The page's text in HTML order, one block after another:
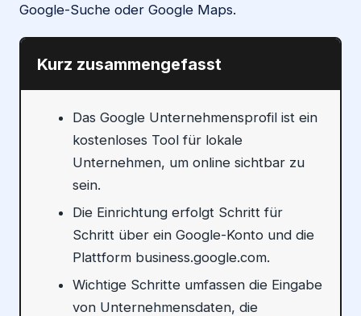
Google-Suche oder Google Maps.
Kurz zusammengefasst
Das Google Unternehmensprofil ist ein
kostenloses Tool für lokale
Unternehmen, um online sichtbar zu
sein.
Die Einrichtung erfolgt Schritt für
Schritt über ein Google-Konto und die
Plattform business.google.com.
Wichtige Schritte umfassen die Eingabe
von Unternehmensdaten, die